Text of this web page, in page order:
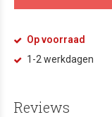
Op voorraad
1-2 werkdagen
Reviews